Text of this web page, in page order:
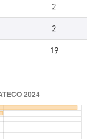
2
2
19